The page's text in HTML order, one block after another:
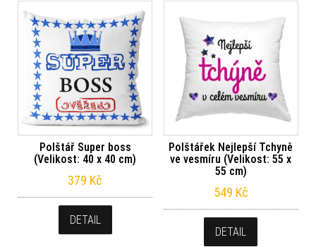
Polštář Super boss
(Velikost: 40 x 40 cm)
379 Kč
DETAIL
Polštářek Nejlepší Tchyně
ve vesmíru (Velikost: 55 x
55 cm)
549 Kč
DETAIL